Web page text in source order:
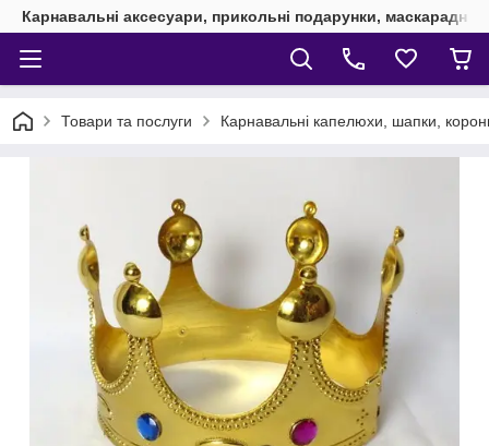
Карнавальні аксесуари, прикольні подарунки, маскарадні
Товари та послуги Карнавальні капелюхи, шапки,